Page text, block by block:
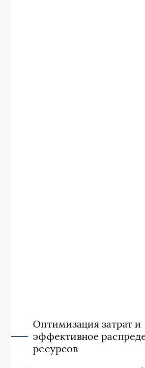
Оптимизация затрат и
эффективное
ресурсов